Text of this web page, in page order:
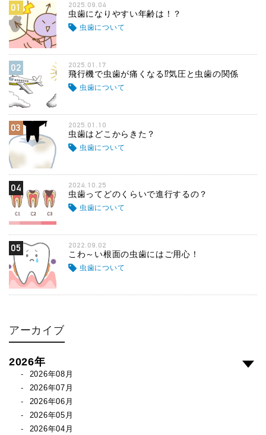
01 2025.09.04
虫歯になりやすい年齢は！？
虫歯について
02 2025.01.17
飛行機で虫歯が痛くなる⁉気圧と虫歯の関係
虫歯について
03 2025.01.10
虫歯はどこからきた？
虫歯について
04 2024.10.25
虫歯ってどのくらいで進行するの？
虫歯について
05 2022.09.02
こわ～い根面の虫歯にはご用心！
虫歯について
アーカイブ
2026年
2026年08月
2026年07月
2026年06月
2026年05月
2026年04月